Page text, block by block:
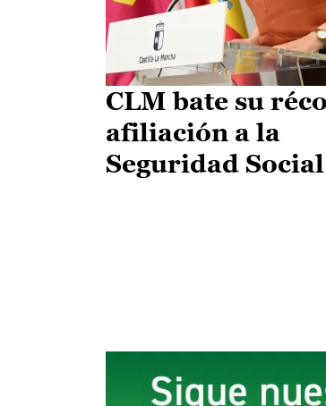
CLM bate su
afiliación a la
Seguridad Social